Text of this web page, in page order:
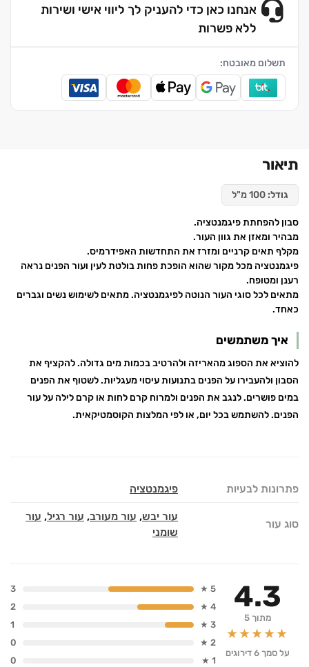
אנחנו כאן כדי להעניק לך ליווי אישי ושירות
ללא פשרות
תשלום מאובטח:
תיאור
גודל:
סבון להפחתת פיגמנטציה.
מבהיר ומאזן את גוון העור.
מקלף תאים קרניים ומזרז את התחדשות האפידרמיס.
פיגמנטציה מכל מקור שהוא הופכת פחות בולטת לעין ועור הפנים נראה
רענן ומטופח.
מתאים לכל סוגי העור הנוטה לפיגמנטציה. מתאים לשימוש נשים וגברים
כאחד.
איך משתמשים
להוציא את הספוג מהאריזה ולהרטיב בכמות מים גדולה. להקציף את
הסבון ולהעבירו על הפנים בתנועות עיסוי מעגליות. לשטוף את הפנים
במים פושרים. לנגב את הפנים ולמרוח קרם לחות או קרם לילה על עור
הפנים. להשתמש בכל יום, או לפי המלצות הקוסמטיקאית.
פתרונות לבעיות פיגמנטציה
סוג עור
עור יבש, עור מעורב, עור רגיל, עור
שומני
4.3
מתוך 5
★★★★★
על סמך 6 דירוגים
5 ★
3
4 ★
2
3 ★
1
2 ★
0
1 ★
0